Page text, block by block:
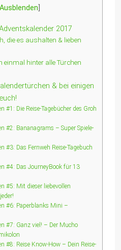
Ausblenden
2017
die es aushalten & lieben
einmal hinter alle Türchen
& bei einigen
#1: Die Reise-Tagebücher des Groh
#2: Bananagrams – Super Spiele-
#3: Das Fernweh Reise-Tagebuch
#4: Das JourneyBook für 13
#5: Mit dieser liebevollen
#6: Paperblanks Mini –
#7: Ganz viel! – Der Mucho
#8: Reise Know-How – Dein Reise-